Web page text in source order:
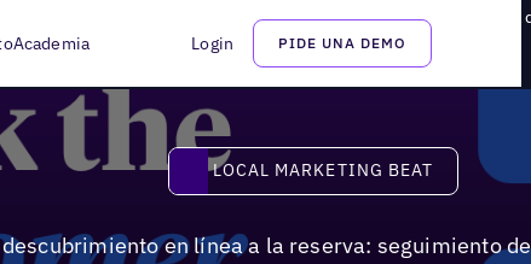
Academia Login PIDE UNA DEMO
descubrimiento en línea a la reserva: seguimiento del viaje
Local Marketing Beat
LOCAL MARKETING BEAT
en línea a la reserva: seguimiento